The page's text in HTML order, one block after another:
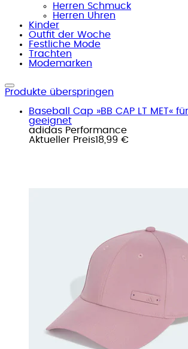
Herren Schmuck
Herren Uhren
Kinder
Outfit der Woche
Festliche Mode
Trachten
Modemarken
Produkte überspringen
Baseball Cap »BB CAP LT MET«
geeignet
adidas Performance
Aktueller Preis18,99 €